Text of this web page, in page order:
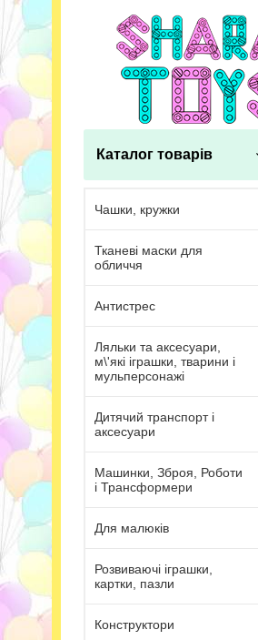
Каталог товарів
Чашки, кружки
Тканеві маски для
обличчя
Антистрес
Ляльки та аксесуари,
м\'які іграшки, тварини і
мульперсонажі
Дитячий транспорт і
аксесуари
Машинки, Зброя, Роботи
і Трансформери
Для малюків
Розвиваючі іграшки,
картки, пазли
Конструктори